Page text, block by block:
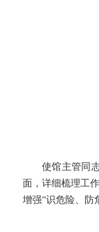
使馆主管同
面，详细梳理工
增强“识危险、防